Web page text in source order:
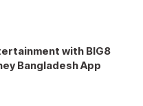
with BIG8
Bangladesh App